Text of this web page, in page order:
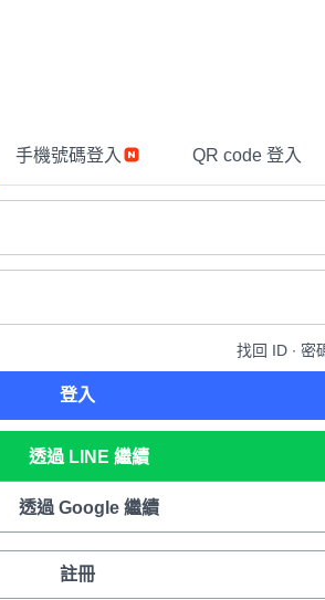
手機號碼登入 QR code 登入
找回 ID ∙ 密
登入
透過 LINE 繼續
透過 Google 繼續
註冊